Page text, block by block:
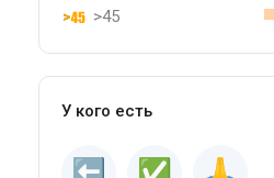
>45
У кого есть